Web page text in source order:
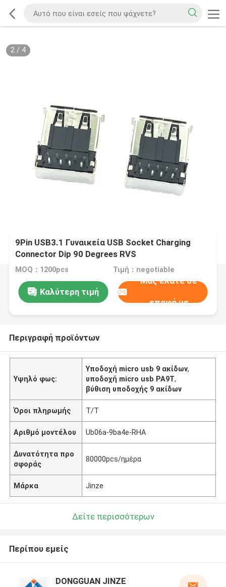
2/ 4
9Pin USB3.1 Γυναικεία USB Socket Charging
Connector Dip 90 Degrees RVS
MOQ：1200pcs Τιμή：negotiable
Καλύτερη τιμή
Μας ελάτε σε
επαφή με
Περιγραφή προϊόντων
Υψηλό φως:
Υποδοχή micro usb 9 ακίδων,
υποδοχή micro usb PA9T,
βύθιση υποδοχής 9 ακίδων
Όροι πληρωμής T/T
Αριθμό μοντέλου Ub06a-9ba4e-RHA
Δυνατότητα προ
σφοράς
80000pcs/ημέρα
Μάρκα Jinze
Δείτε περισσότερων
Περίπου εμείς
DONGGUAN JINZE